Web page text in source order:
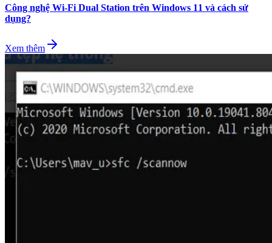
Công nghệ Wi-Fi Dual Station trên Windows 11 và cách sử
dụng?
Xem thêm